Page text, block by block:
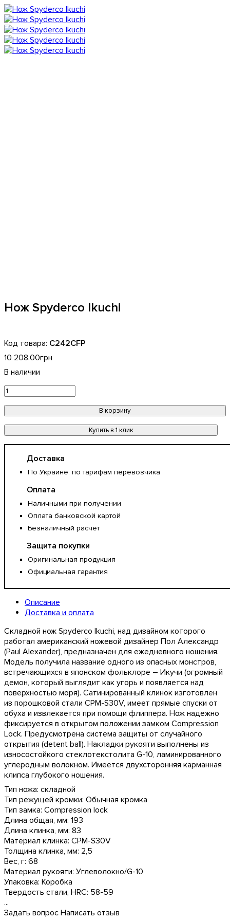
Нож Spyderco Ikuchi
C242CFP
10 208.00грн
В корзину
Купить в 1 клик
Доставка
По Украине: по тарифам перевозчика
Оплата
Наличными при получении
Оплата банковской картой
Безналичный расчет
Защита покупки
Оригинальная продукция
Официальная гарантия
Описание
Доставка и оплата
Складной нож Spyderco Ikuchi, над дизайном которого
работал американский ножевой дизайнер Пол Александр
(Paul Alexander), предназначен для ежедневного ношения.
Модель получила название одного из опасных монстров,
встречающихся в японском фольклоре – Икучи (огромный
демон, который выглядит как угорь и появляется над
поверхностью моря). Сатинированный клинок изготовлен
из порошковой стали CPM-S30V, имеет прямые спуски от
обуха и извлекается при помощи флиппера. Нож надежно
фиксируется в открытом положении замком Compression
Lock. Предусмотрена система защиты от случайного
открытия (detent ball). Накладки рукояти выполнены из
износостойкого стеклотекстолита G-10, ламинированного
углеродным волокном. Имеется двухсторонняя карманная
клипса глубокого ношения.
Тип ножа: складной
Тип режущей кромки: Обычная кромка
Тип замка: Compression lock
Длина общая, мм: 193
Длина клинка, мм: 83
Материал клинка: CPM-S30V
Толщина клинка, мм: 2,5
Вес, г: 68
Материал рукояти: Углеволокно/G-10
Упаковка: Коробка
Твердость стали, HRC: 58-59
...
Задать вопрос Написать отзыв